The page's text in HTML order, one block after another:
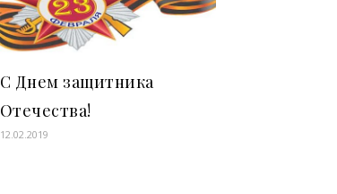
С Днем защитника
Отечества!
12.02.2019